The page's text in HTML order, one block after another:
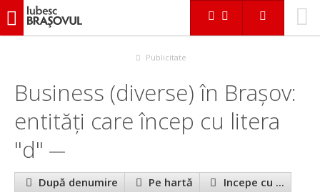
iubescbraşovul.ro
Publicitate
Business (diverse) în Brașov:
entităţi care încep cu litera
"d"
După denumire Pe hartă Incepe cu ...